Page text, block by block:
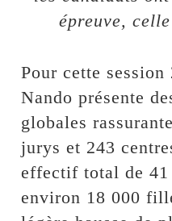
épreuve,
Pour cette
Nando présente
globales
jurys et 243
effectif total de 41
environ 18 000